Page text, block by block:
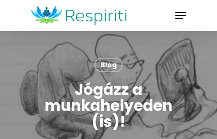
main
Menu
Blog
Jógázz a
munkahelyeden
(is)!
Close
Menu